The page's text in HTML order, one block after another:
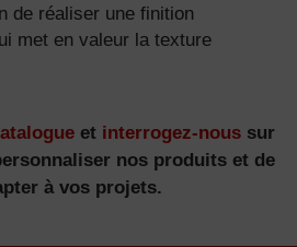
de réaliser une finition
met en valeur la texture
et interrogez-nous sur
nos produits et de
à vos projets.